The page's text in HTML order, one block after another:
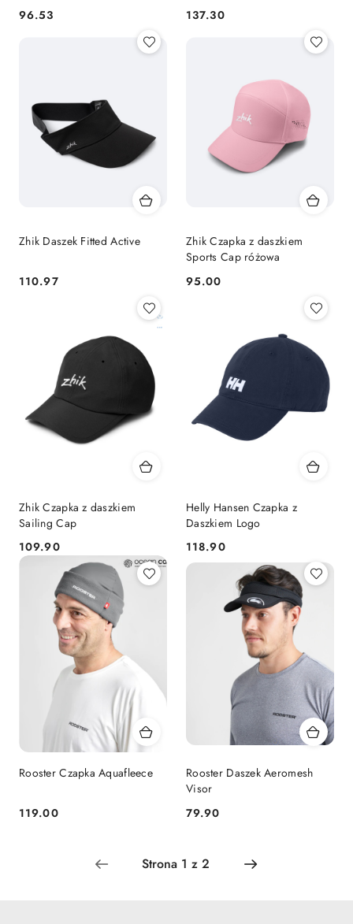
Cena:
96.53 Cena:
137.30
Zhik Daszek Fitted Active
Cena:
110.97
Zhik Czapka z daszkiem
Sports Cap różowa
Cena:
95.00
Zhik Czapka z daszkiem
Sailing Cap
Cena:
109.90
Helly Hansen Czapka z
Daszkiem Logo
Cena:
118.90
Rooster Czapka Aquafleece
Cena:
119.00
Rooster Daszek Aeromesh
Visor
Cena:
79.90